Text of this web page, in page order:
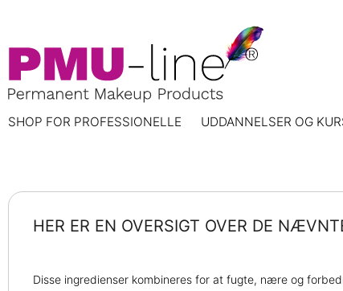
SHOP FOR PROFESSIONELLE UDDANNELSER OG
HER ER EN OVERSIGT OVER DE
Disse ingredienser kombineres for at fugte, nære og